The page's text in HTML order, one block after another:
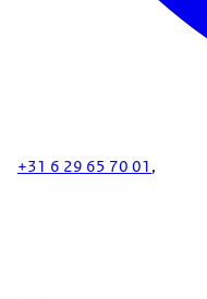
+31 6 29 65 70 01 ,